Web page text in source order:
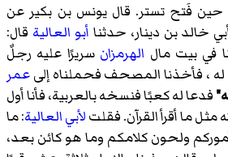
حين فَتح تستر. قال يونس بن بكير عن
بن دينار، حدثنا أبو العالية قال:
في بيت مال الهرمزان سريرًا عليه رجلٌ
، فأخذنا المصحف فحملناه إلىعمر
فدعا له كعبًا فنسخه بالعربية، فأنا أول
مثل ما أقرأ القرآن. فقلتلأبي العالية: ما
ولحون كلامكم وما هو كائن بعد،